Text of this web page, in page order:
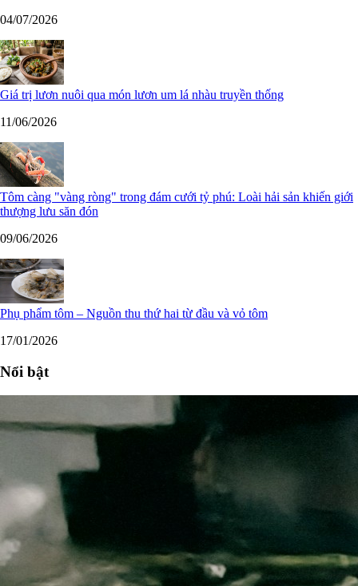
04/07/2026
Giá trị lươn nuôi qua món lươn um lá nhàu truyền thống
11/06/2026
Tôm càng "vàng ròng" trong đám cưới tỷ phú: Loài hải sản khiến giới
thượng lưu săn đón
09/06/2026
Phụ phẩm tôm – Nguồn thu thứ hai từ đầu và vỏ tôm
17/01/2026
Nổi bật